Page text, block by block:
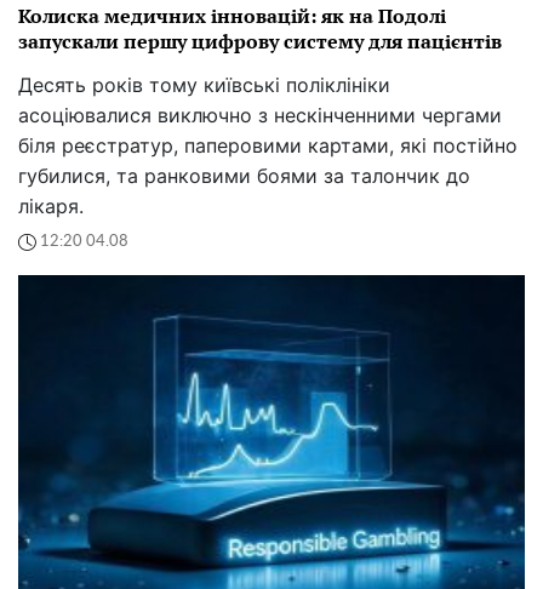
Колиска медичних інновацій: як на Подолі
запускали першу цифрову систему для пацієнтів
Десять років тому київські поліклініки
асоціювалися виключно з нескінченними чергами
біля реєстратур, паперовими картами, які постійно
губилися, та ранковими боями за талончик до
лікаря.
12:20 04.08